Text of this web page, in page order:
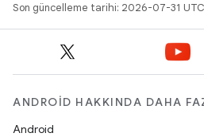
Son güncelleme tarihi: 2026-07-31
ANDROID HAKKINDA DAHA
Android